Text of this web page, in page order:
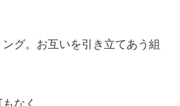
グ。お互いを引き立てあう組